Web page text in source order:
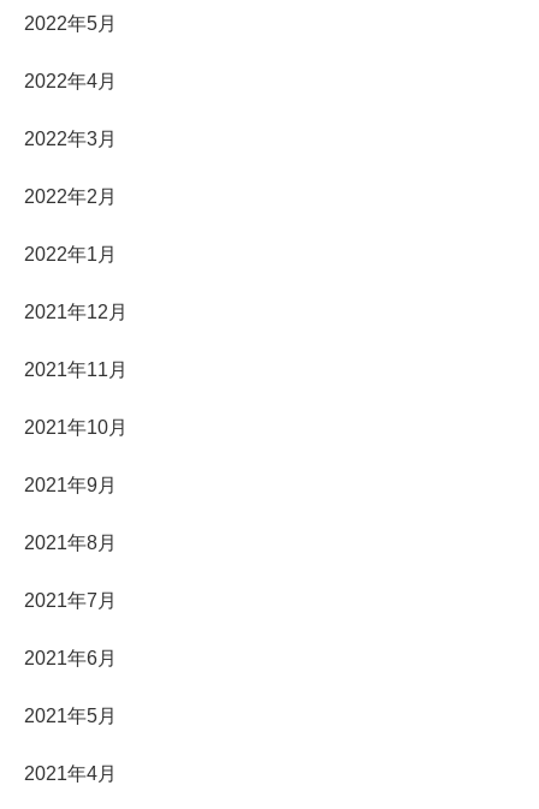
2022年5月
2022年4月
2022年3月
2022年2月
2022年1月
2021年12月
2021年11月
2021年10月
2021年9月
2021年8月
2021年7月
2021年6月
2021年5月
2021年4月